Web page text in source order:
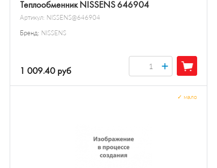
Теплообменник NISSENS 646904
Артикул: NISSENS@646904
Бренд: NISSENS
1 009.40 руб +
мало